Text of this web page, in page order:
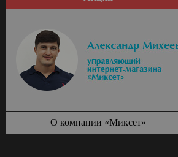
О компании «Миксет»